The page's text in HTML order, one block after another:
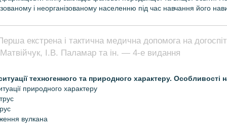
і неорганізованому населенню під час навчання його
екстрена і тактична медична допомога на
І.В. Паламар та ін. — 4-е видання
техногенного та природного характеру. Особливості
природного характеру
вулкана